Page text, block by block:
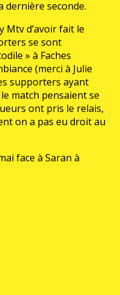
dernière seconde.
Mtv d’avoir fait le
se sont
» à Faches
(merci à Julie
supporters ayant
match pensaient se
ont pris le relais,
on a pas eu droit au
face à Saran à